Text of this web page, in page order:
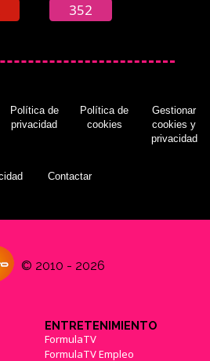
352
Política de
privacidad
Política de
cookies
Gestionar
cookies y
privacidad
Contactar
© 2010 - 2026
ENTRETENIMIENTO
FormulaTV
FormulaTV Empleo